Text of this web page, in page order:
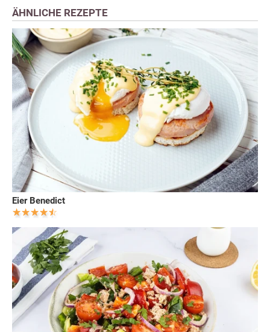
ÄHNLICHE REZEPTE
Eier Benedict